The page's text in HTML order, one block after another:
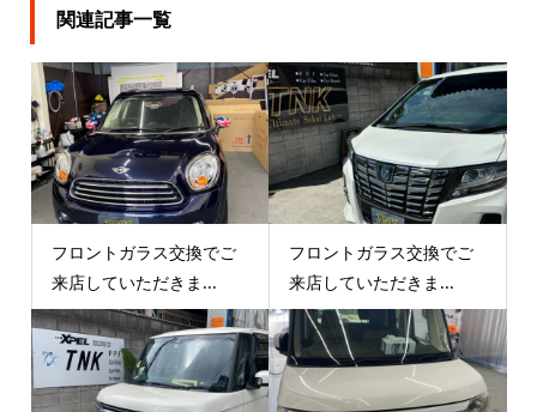
関連記事一覧
フロントガラス交換でご
来店していただきま...
フロントガラス交換でご
来店していただきま...